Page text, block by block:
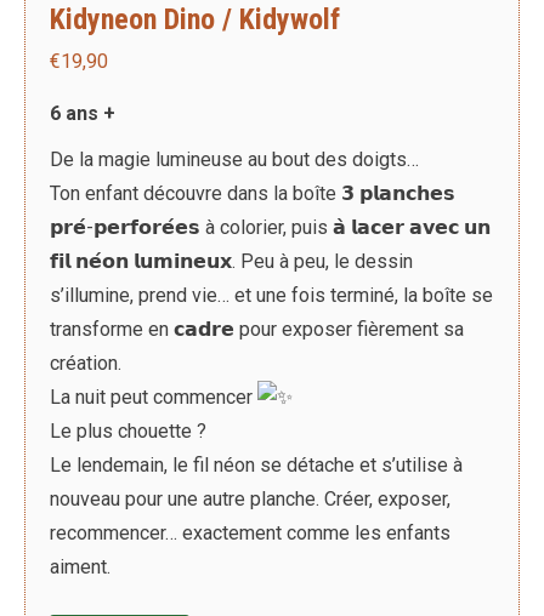
Kidyneon Dino / Kidywolf
€19,90
6 ans +
De la magie lumineuse au bout des doigts…
Ton enfant découvre dans la boîte 𝟯 𝗽𝗹𝗮𝗻𝗰𝗵𝗲𝘀
𝗽𝗿𝗲́-𝗽𝗲𝗿𝗳𝗼𝗿𝗲́𝗲𝘀 à colorier, puis 𝗮̀ 𝗹𝗮𝗰𝗲𝗿 𝗮𝘃𝗲𝗰 𝘂𝗻
𝗳𝗶𝗹 𝗻𝗲́𝗼𝗻 𝗹𝘂𝗺𝗶𝗻𝗲𝘂𝘅. Peu à peu, le dessin
s’illumine, prend vie… et une fois terminé, la boîte se
transforme en 𝗰𝗮𝗱𝗿𝗲 pour exposer fièrement sa
création.
La nuit peut commencer
Le plus chouette ?
Le lendemain, le fil néon se détache et s’utilise à
nouveau pour une autre planche. Créer, exposer,
recommencer… exactement comme les enfants
aiment.